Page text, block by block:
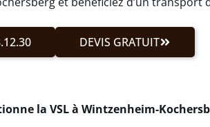
DEVIS GRATUIT
la VSL à Wintzenheim-